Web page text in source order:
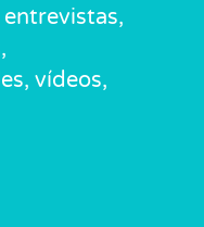
vídeos,